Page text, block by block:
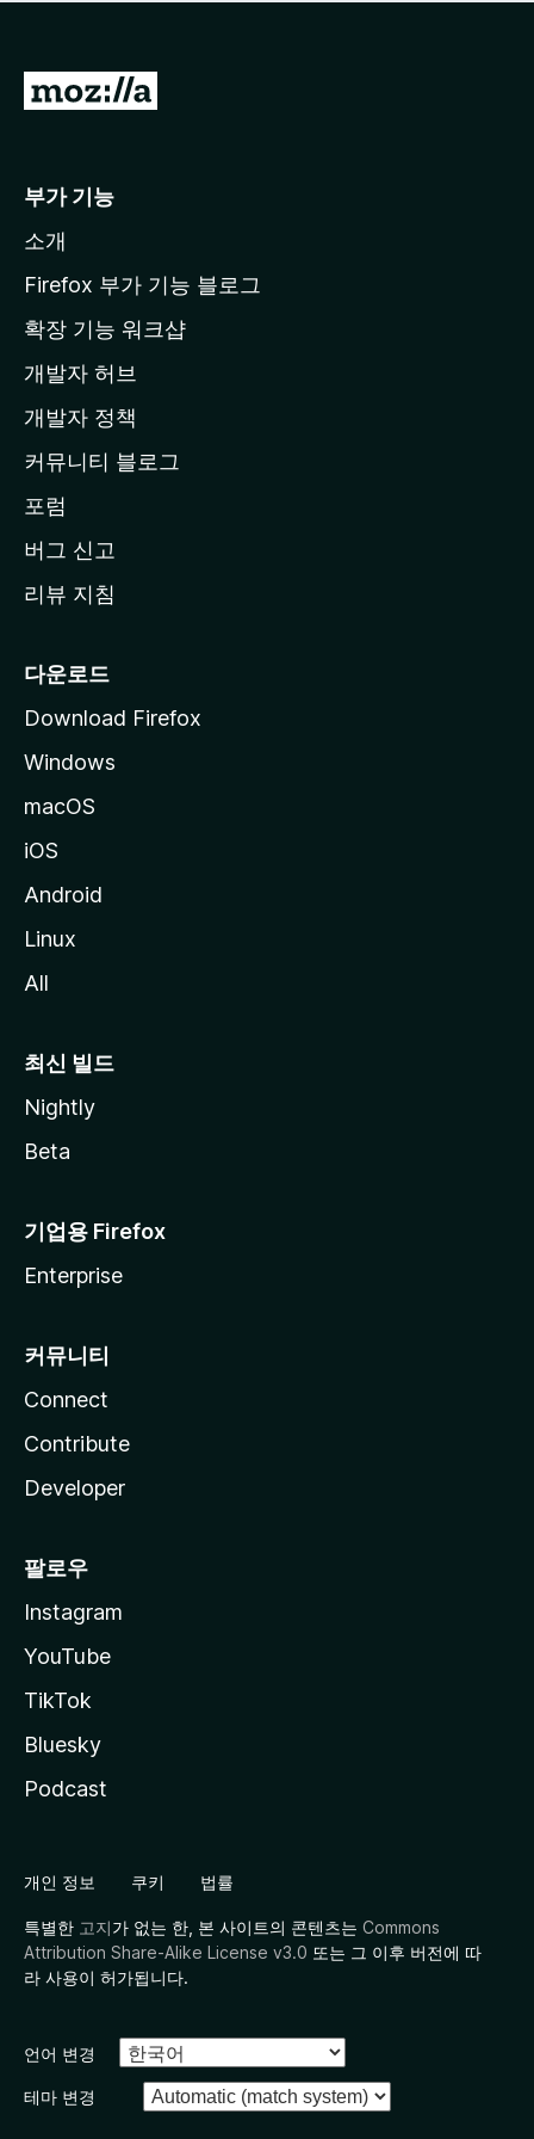
점
습
니
M
l
a
페
이
지
이
동
부가 기능
소개
Firefox 부가 기능 블로그
확장 기능 워크샵
개발자 허브
개발자 정책
커뮤니티 블로그
포럼
버그 신고
리뷰 지침
다운로드
Download Firefox
Windows
macOS
iOS
Android
Linux
All
최신 빌드
Nightly
Beta
기업용 Firefox
Enterprise
커뮤니티
Connect
Contribute
Developer
팔로우
Instagram
YouTube
TikTok
Bluesky
Podcast
개인 정보 쿠키 법률
특별한 고지가 없는 한, 본 사이트의 콘텐츠는 Commons
Attribution Share-Alike License v3.0 또는 그 이후 버전에 따
라 사용이 허가됩니다.
언어 변경
테마 변경